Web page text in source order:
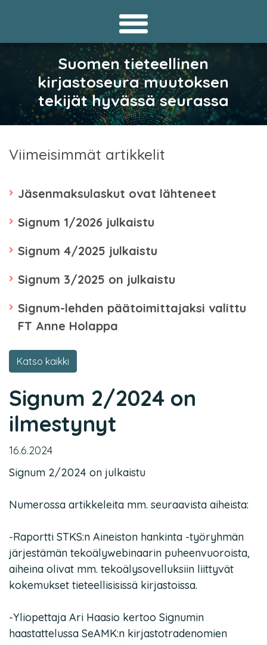
Suomen tieteellinen
kirjastoseura muutoksen
tekijät hyvässä seurassa
Viimeisimmät artikkelit
Jäsenmaksulaskut ovat lähteneet
Signum 1/2026 julkaistu
Signum 4/2025 julkaistu
Signum 3/2025 on julkaistu
Signum-lehden päätoimittajaksi valittu
FT Anne Holappa
Katso kaikki
Signum 2/2024 on
ilmestynyt
16.6.2024
Signum 2/2024 on julkaistu
Numerossa artikkeleita mm. seuraavista aiheista:
-Raportti STKS:n Aineiston hankinta -työryhmän
järjestämän tekoälywebinaarin puheenvuoroista,
aiheina olivat mm. tekoälysovelluksiin liittyvät
kokemukset tieteellisisissä kirjastoissa.
-Yliopettaja Ari Haasio kertoo Signumin
haastattelussa SeAMK:n kirjastotradenomien